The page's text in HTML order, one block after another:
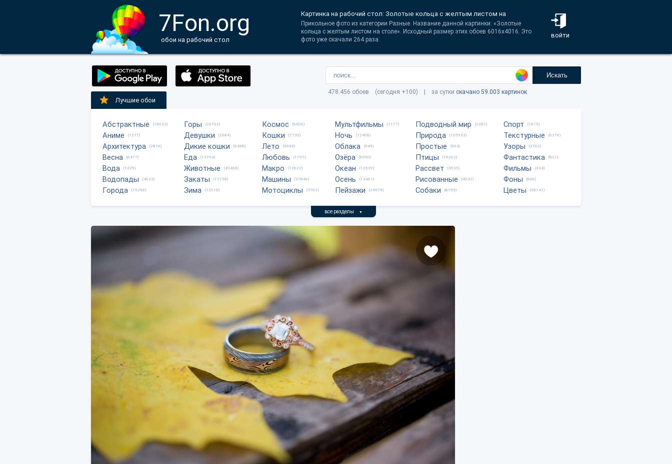
7Fon.org
обои на рабочий стол
войти
Картинка на рабочий стол: Золотые кольца с желтым листом на
Прикольное фото из категории Разные. Название данной картинки: «Золотые
кольца с желтым листом на столе». Исходный размер этих обоев 6016x4016. Это
фото уже скачали 264 раза.
Искать
478.456 обоев (сегодня +100) | за сутки скачано 59.003 картинок
Лучшие обои
Абстрактные (18032)
Аниме (1217)
Архитектура (2816)
Весна (6477)
Вода (1335)
Водопады (4623)
Города (15296)
Горы (20702)
Девушки (2684)
Дикие кошки (6488)
Еда (13704)
Животные (49468)
Закаты (17738)
Зима (13510)
Космос (6006)
Кошки (7730)
Лето (9669)
Любовь (1791)
Макро (12622)
Машины (37846)
Мотоциклы (3701)
Мультфильмы (1177)
Ночь (12408)
Облака (945)
Озёра (6990)
Океан (13539)
Осень (14461)
Пейзажи (24579)
Подводный мир (2281)
Природа (105933)
Простые (904)
Птицы (10202)
Рассвет (4535)
Рисованные (4042)
Собаки (8759)
Спорт (1815)
Текстурные (6376)
Узоры (3762)
Фантастика (821)
Фильмы (334)
Фоны (606)
Цветы (28141)
все разделы ▼